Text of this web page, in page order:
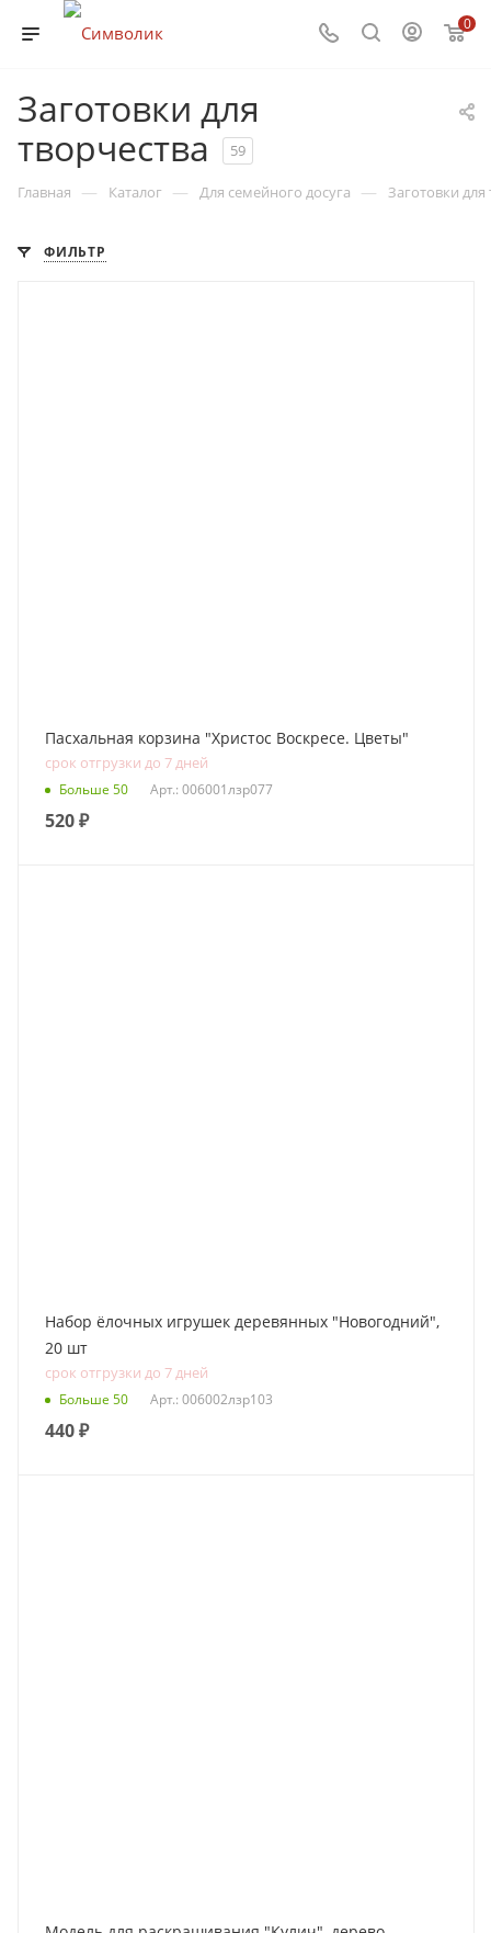
0
Заготовки для
творчества
59
Главная — Каталог — Для семейного досуга — Заготовки для
ФИЛЬТР
Пасхальная корзина "Христос Воскресе. Цветы"
срок отгрузки до 7 дней
Больше 50 Арт.: 006001лзр077
520₽
Набор ёлочных игрушек деревянных "Новогодний",
20 шт
срок отгрузки до 7 дней
Больше 50 Арт.: 006002лзр103
440₽